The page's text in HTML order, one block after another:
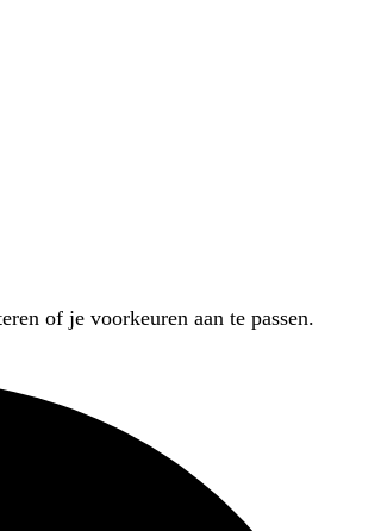
of je voorkeuren aan te passen.